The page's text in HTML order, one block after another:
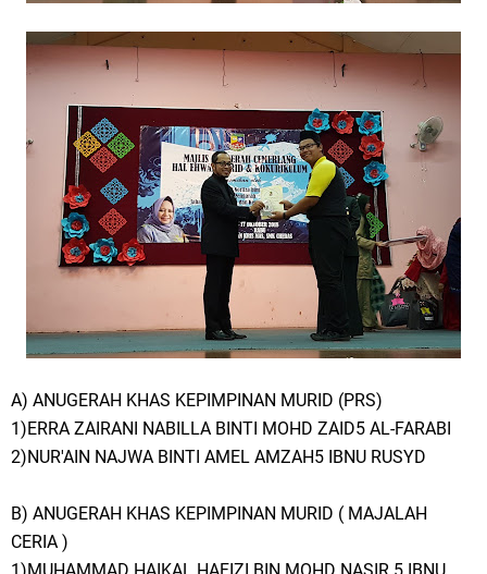
A) ANUGERAH KHAS KEPIMPINAN MURID (PRS)
1)ERRA ZAIRANI NABILLA BINTI MOHD ZAID5 AL-FARABI
2)NUR'AIN NAJWA BINTI AMEL AMZAH5 IBNU RUSYD
B) ANUGERAH KHAS KEPIMPINAN MURID ( MAJALAH
CERIA )